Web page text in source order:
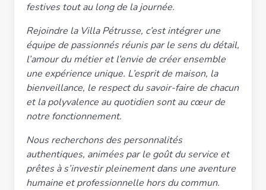
festives tout au long de la journée.
Rejoindre la Villa Pétrusse, c’est intégrer une
équipe de passionnés réunis par le sens du détail,
l’amour du métier et l’envie de créer ensemble
une expérience unique. L’esprit de maison, la
bienveillance, le respect du savoir-faire de chacun
et la polyvalence au quotidien sont au cœur de
notre fonctionnement.
Nous recherchons des personnalités
authentiques, animées par le goût du service et
prêtes à s’investir pleinement dans une aventure
humaine et professionnelle hors du commun.